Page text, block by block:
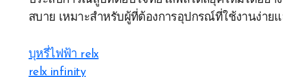
สบาย เหมาะสำหรับผู้ที่ต้องการอุปกรณ์ที่ใช้งานง่าย
บุหรี่ไฟฟ้า relx
relx infinity